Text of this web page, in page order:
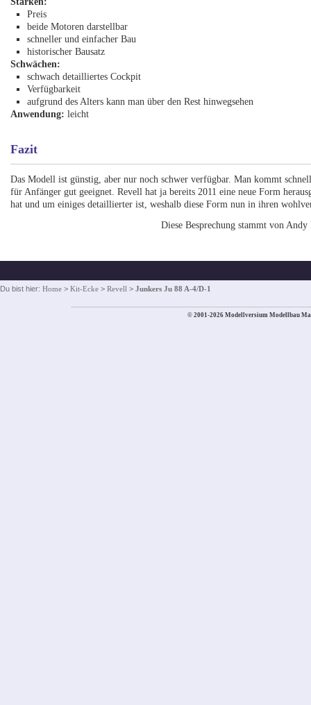
Preis
beide Motoren darstellbar
schneller und einfacher Bau
historischer Bausatz
Schwächen:
schwach detailliertes Cockpit
Verfügbarkeit
aufgrund des Alters kann man über den Rest hinwegsehen
Anwendung:leicht
Fazit
Das Modell ist günstig, aber nur noch schwer verfügbar. Man kommt
für Anfänger gut geeignet. Revell hat ja bereits 2011 eine neue Form
hat und um einiges detaillierter ist, weshalb diese Form nun in ihren
Diese Besprechung stammt von
Du bist hier: Home > Kit-Ecke > Revell > Junkers Ju 88 A-4/D-1
© 2001-2026 Modellversium Modellbau